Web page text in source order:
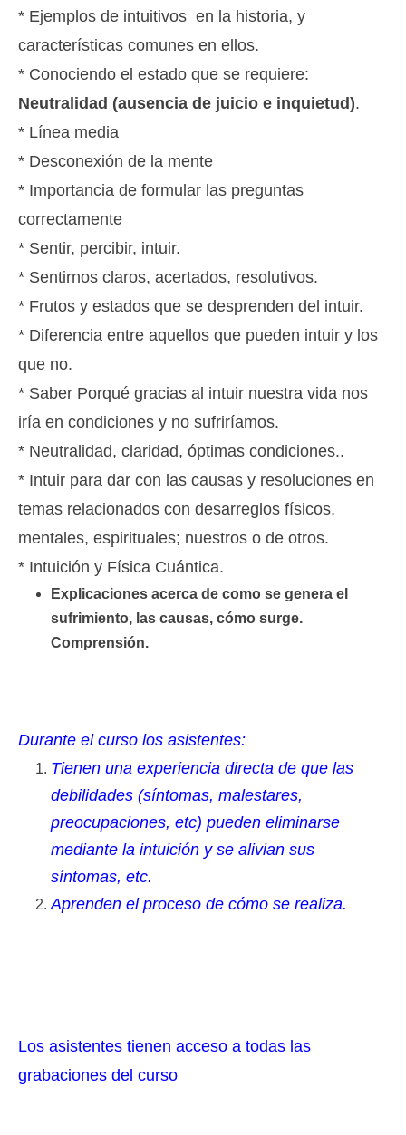
* Ejemplos de intuitivos en la historia, y
características comunes en ellos.
* Conociendo el estado que se requiere:
Neutralidad (ausencia de juicio e inquietud).
* Línea media
* Desconexión de la mente
* Importancia de formular las preguntas
correctamente
* Sentir, percibir, intuir.
* Sentirnos claros, acertados, resolutivos.
* Frutos y estados que se desprenden del intuir.
* Diferencia entre aquellos que pueden intuir y los
que no.
* Saber Porqué gracias al intuir nuestra vida nos
iría en condiciones y no sufriríamos.
* Neutralidad, claridad, óptimas condiciones..
* Intuir para dar con las causas y resoluciones en
temas relacionados con desarreglos físicos,
mentales, espirituales; nuestros o de otros.
* Intuición y Física Cuántica.
Explicaciones acerca de como se genera el
sufrimiento, las causas, cómo surge.
Comprensión.
Durante el curso los asistentes:
Tienen una experiencia directa de que las
debilidades (síntomas, malestares,
preocupaciones, etc) pueden eliminarse
mediante la intuición y se alivian sus
síntomas, etc.
Aprenden el proceso de cómo se realiza.
Los asistentes tienen acceso a todas las
grabaciones del curso